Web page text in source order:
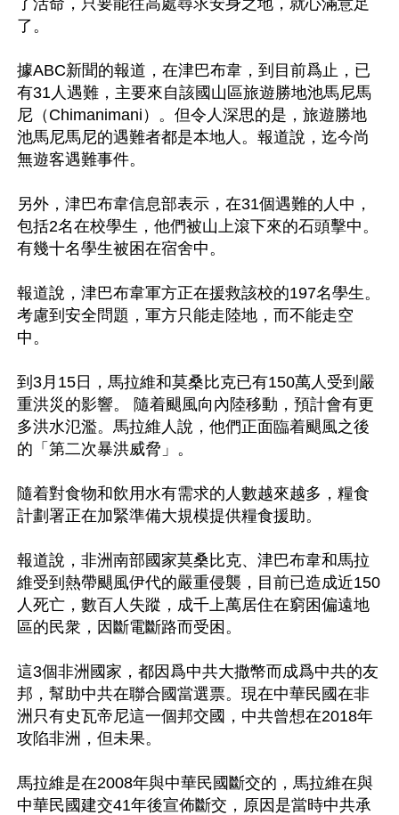
了。
據ABC新聞的報道，在津巴布韋，到目前爲止，已
有31人遇難，主要來自該國山區旅遊勝地池馬尼馬
尼（Chimanimani）。但令人深思的是，旅遊勝地
池馬尼馬尼的遇難者都是本地人。報道說，迄今尚
無遊客遇難事件。
另外，津巴布韋信息部表示，在31個遇難的人中，
包括2名在校學生，他們被山上滾下來的石頭擊中。
有幾十名學生被困在宿舍中。
報道說，津巴布韋軍方正在援救該校的197名學生。
考慮到安全問題，軍方只能走陸地，而不能走空
中。
到3月15日，馬拉維和莫桑比克已有150萬人受到嚴
重洪災的影響。 隨着颶風向內陸移動，預計會有更
多洪水氾濫。馬拉維人說，他們正面臨着颶風之後
的「第二次暴洪威脅」。
隨着對食物和飲用水有需求的人數越來越多，糧食
計劃署正在加緊準備大規模提供糧食援助。
報道說，非洲南部國家莫桑比克、津巴布韋和馬拉
維受到熱帶颶風伊代的嚴重侵襲，目前已造成近150
人死亡，數百人失蹤，成千上萬居住在窮困偏遠地
區的民衆，因斷電斷路而受困。
這3個非洲國家，都因爲中共大撒幣而成爲中共的友
邦，幫助中共在聯合國當選票。現在中華民國在非
洲只有史瓦帝尼這一個邦交國，中共曾想在2018年
攻陷非洲，但未果。
馬拉維是在2008年與中華民國斷交的，馬拉維在與
中華民國建交41年後宣佈斷交，原因是當時中共承